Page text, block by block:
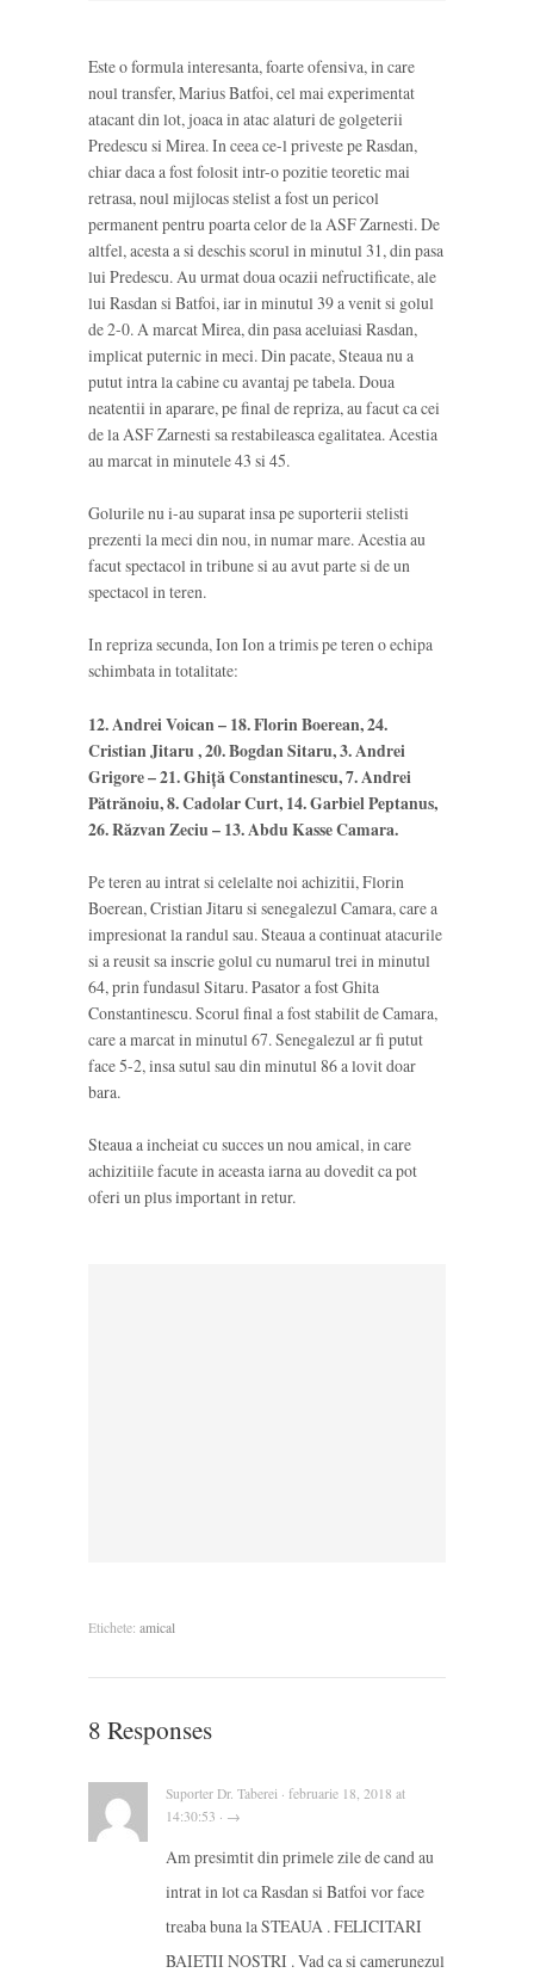
Este o formula interesanta, foarte ofensiva, in care
noul transfer, Marius Batfoi, cel mai experimentat
atacant din lot, joaca in atac alaturi de golgeterii
Predescu si Mirea. In ceea ce-l priveste pe Rasdan,
chiar daca a fost folosit intr-o pozitie teoretic mai
retrasa, noul mijlocas stelist a fost un pericol
permanent pentru poarta celor de la ASF Zarnesti. De
altfel, acesta a si deschis scorul in minutul 31, din pasa
lui Predescu. Au urmat doua ocazii nefructificate, ale
lui Rasdan si Batfoi, iar in minutul 39 a venit si golul
de 2-0. A marcat Mirea, din pasa aceluiasi Rasdan,
implicat puternic in meci. Din pacate, Steaua nu a
putut intra la cabine cu avantaj pe tabela. Doua
neatentii in aparare, pe final de repriza, au facut ca cei
de la ASF Zarnesti sa restabileasca egalitatea. Acestia
au marcat in minutele 43 si 45.
Golurile nu i-au suparat insa pe suporterii stelisti
prezenti la meci din nou, in numar mare. Acestia au
facut spectacol in tribune si au avut parte si de un
spectacol in teren.
In repriza secunda, Ion Ion a trimis pe teren o echipa
schimbata in totalitate:
12. Andrei Voican – 18. Florin Boerean, 24.
Cristian Jitaru , 20. Bogdan Sitaru, 3. Andrei
Grigore – 21. Ghiță Constantinescu, 7. Andrei
Pătrănoiu, 8. Cadolar Curt, 14. Garbiel Peptanus,
26. Răzvan Zeciu – 13. Abdu Kasse Camara.
Pe teren au intrat si celelalte noi achizitii, Florin
Boerean, Cristian Jitaru si senegalezul Camara, care a
impresionat la randul sau. Steaua a continuat atacurile
si a reusit sa inscrie golul cu numarul trei in minutul
64, prin fundasul Sitaru. Pasator a fost Ghita
Constantinescu. Scorul final a fost stabilit de Camara,
care a marcat in minutul 67. Senegalezul ar fi putut
face 5-2, insa sutul sau din minutul 86 a lovit doar
bara.
Steaua a incheiat cu succes un nou amical, in care
achizitiile facute in aceasta iarna au dovedit ca pot
oferi un plus important in retur.
Etichete: amical
8 Responses
Suporter Dr. Taberei · februarie 18, 2018 at
14:30:53 · →
Am presimtit din primele zile de cand au
intrat in lot ca Rasdan si Batfoi vor face
treaba buna la STEAUA . FELICITARI
BAIETII NOSTRI . Vad ca si camerunezul